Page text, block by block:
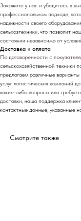
Закажите у нас и убедитесь в
профессиональном подходе,
надежности своего
сельхозтехники, что позволит
состоянии независимо от
Доставка и оплата
По договоренности с
сельскохозяйственной
предлагаем различные
услуг логистических компаний
какие-либо вопросы или
доставки, наша поддержка
контактные данные, указанные
Смотрите также